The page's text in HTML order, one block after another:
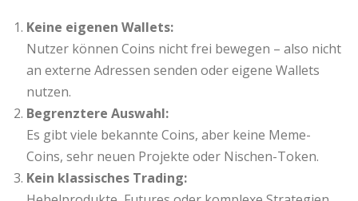
Keine eigenen Wallets:
Nutzer können Coins nicht frei bewegen – also nicht
an externe Adressen senden oder eigene Wallets
nutzen.
Begrenztere Auswahl:
Es gibt viele bekannte Coins, aber keine Meme-
Coins, sehr neuen Projekte oder Nischen-Token.
Kein klassisches Trading: